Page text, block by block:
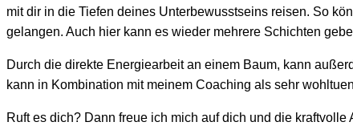
mit dir in die Tiefen deines Unterbewusstseins reisen. So
gelangen. Auch hier kann es wieder mehrere Schichten
Durch die direkte Energiearbeit an einem Baum, kann
kann in Kombination mit meinem Coaching als sehr
Ruft es dich? Dann freue ich mich auf dich und die kraftvolle